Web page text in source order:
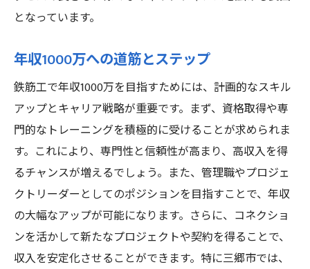
となっています。
年収1000万への道筋とステップ
鉄筋工で年収1000万を目指すためには、計画的なスキル
アップとキャリア戦略が重要です。まず、資格取得や専
門的なトレーニングを積極的に受けることが求められま
す。これにより、専門性と信頼性が高まり、高収入を得
るチャンスが増えるでしょう。また、管理職やプロジェ
クトリーダーとしてのポジションを目指すことで、年収
の大幅なアップが可能になります。さらに、コネクショ
ンを活かして新たなプロジェクトや契約を得ることで、
収入を安定化させることができます。特に三郷市では、